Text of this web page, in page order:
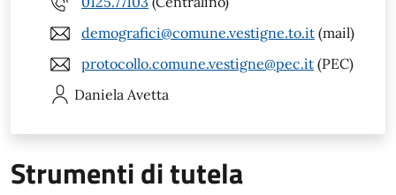
demografici@comune.vestigne.to.it (mail)
protocollo.comune.vestigne@pec.it (PEC)
Daniela Avetta
Strumenti di tutela